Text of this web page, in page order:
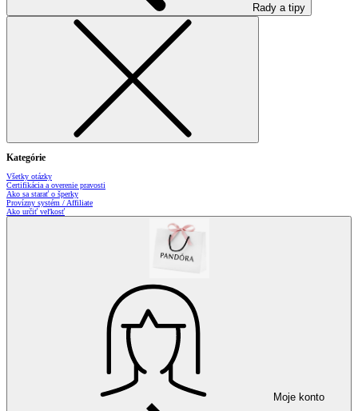
Rady a tipy
Kategórie
Všetky otázky
Certifikácia a overenie pravosti
Ako sa starať o šperky
Provízny systém / Affiliate
Ako určiť veľkosť
Moje konto